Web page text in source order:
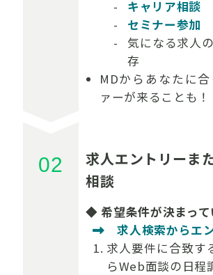
キャリア相談
セミナー参加
気になる求人
存
MDからあなたに
ァーが来ることも！
求人エントリーま
相談
◆ 希望条件が決まって
求人検索からエ
求人要件に合致す
らWeb面談の日程